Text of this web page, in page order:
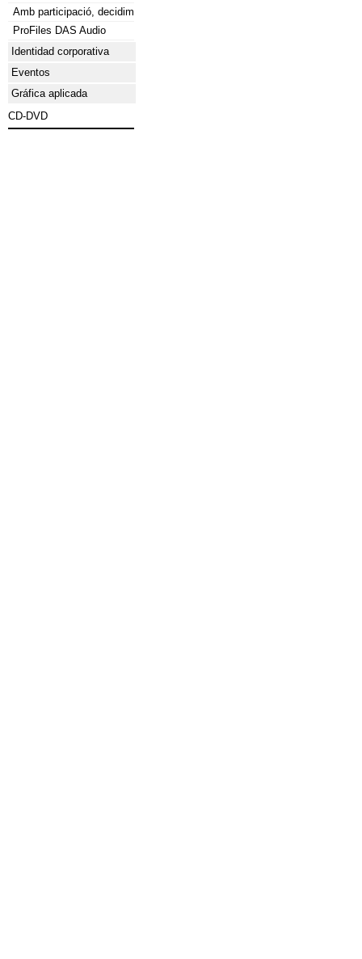
Amb participació, decidim
ProFiles DAS Audio
Identidad corporativa
Eventos
Gráfica aplicada
CD-DVD